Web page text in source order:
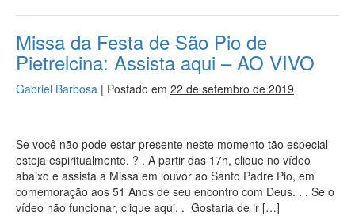
Missa da Festa de São Pio de
Pietrelcina: Assista aqui – AO VIVO
Gabriel Barbosa | Postado em 22 de setembro de 2019
Se você não pode estar presente neste momento tão especial
esteja espiritualmente. ? . A partir das 17h, clique no vídeo
abaixo e assista a Missa em louvor ao Santo Padre Pio, em
comemoração aos 51 Anos de seu encontro com Deus. . . Se o
vídeo não funcionar, clique aqui. . Gostaria de ir […]